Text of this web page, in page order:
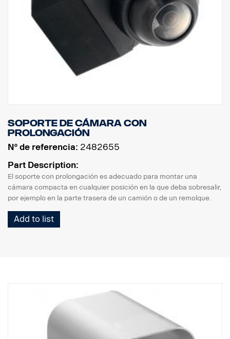
Soporte de cámara con
prolongación
Nº de referencia: 2482655
Part Description:
El soporte con prolongación es adecuado para montar una
cámara compacta en cualquier posición en la que deba sobresalir,
por ejemplo en la parte trasera de un camión o de un remolque.
Add to list